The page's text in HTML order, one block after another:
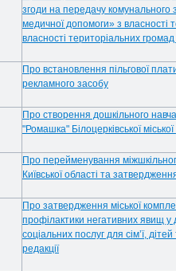
згоди на передачу комунального
медичної допомоги» з власності
власності територіальних громад
Про встановлення пільгової
рекламного засобу
Про створення дошкільного
"Ромашка" Білоцерківської
Про перейменування
Київської області та
Про затвердження міської
профілактики негативних явищ у
соціальних послуг для сім’ї,
редакції